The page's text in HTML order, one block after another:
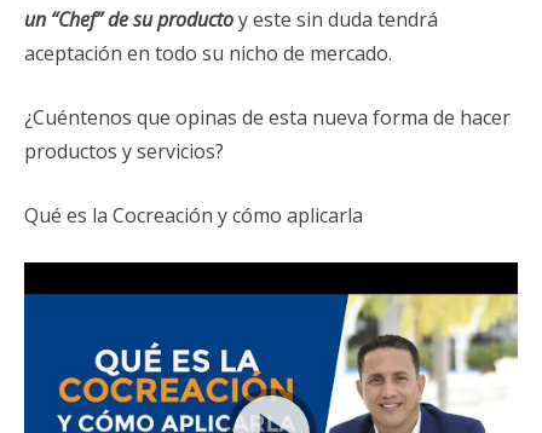
un “Chef” de su productoy este sin duda tendrá
aceptación en todo su nicho de mercado.
¿Cuéntenos que opinas de esta nueva forma de hacer
productos y servicios?
Qué es la Cocreación y cómo aplicarla